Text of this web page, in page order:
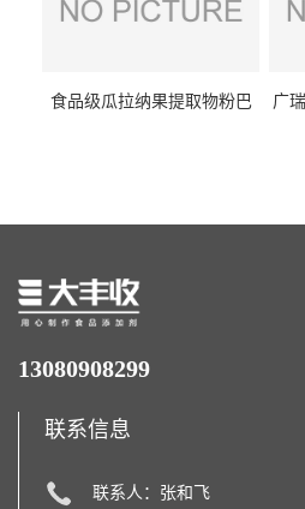
食品级瓜拉纳果提取物粉巴
广
13080908299
联系信息
联系人：张和飞